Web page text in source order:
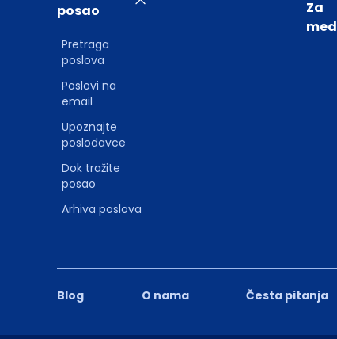
Blog O nama Česta pitanja
posao
Pretraga
poslova
Poslovi na
email
Upoznajte
poslodavce
Dok tražite
posao
Arhiva poslova
Za